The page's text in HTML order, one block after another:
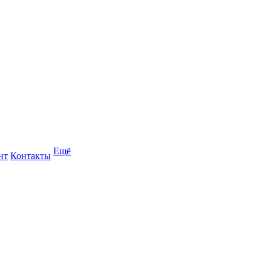
Контакты Ещё